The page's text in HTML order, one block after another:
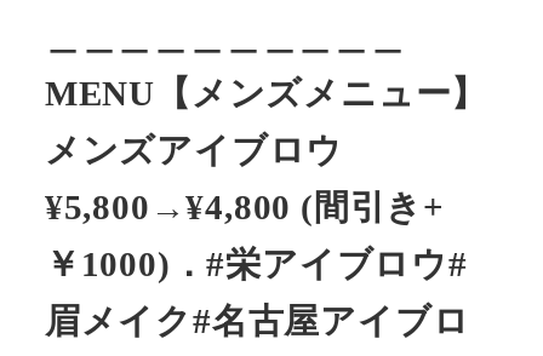
MENU【メンズメニュー】
メンズアイブロウ
¥5,800→¥4,800 (間引き+
￥1000)．#栄アイブロウ#
眉メイク#名古屋アイブロ